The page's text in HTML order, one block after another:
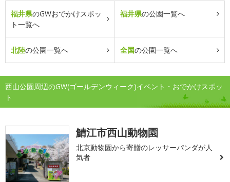
福井県のGWおでかけスポッ
ト一覧へ
福井県の公園一覧へ
北陸の公園一覧へ 全国の公園一覧へ
西山公園周辺のGW(ゴールデンウィーク)イベント・おでかけスポッ
ト
鯖江市西山動物園
北京動物園から寄贈のレッサーパンダが人
気者